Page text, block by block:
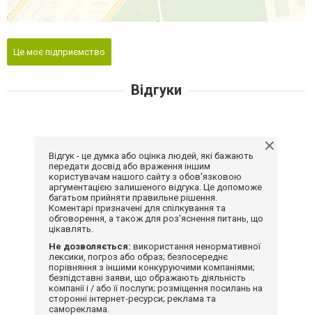
Це моє підприємство
Відгуки
Відгук - це думка або оцінка людей, які бажають
передати досвід або враження іншим
користувачам нашого сайту з обов'язковою
аргументацією залишеного відгука. Це допоможе
багатьом прийняти правильне рішення.
Коментарі призначені для спілкування та
обговорення, а також для роз'яснення питань, що
цікавлять.
Не дозволяється: використання ненормативної
лексики, погроз або образ; безпосереднє
порівняння з іншими конкуруючими компаніями;
безпідставні заяви, що ображають діяльність
компанії і / або її послуги; розміщення посилань на
сторонні інтернет-ресурси; реклама та
самореклама.